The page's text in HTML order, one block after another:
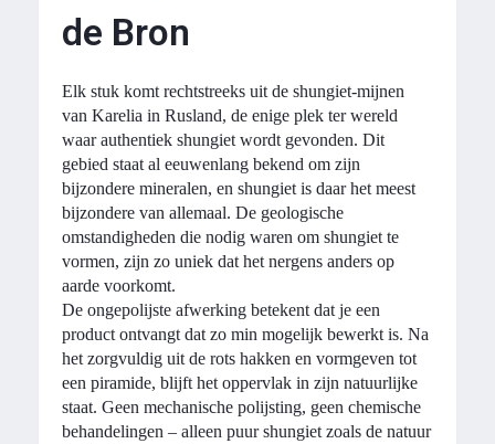
de Bron
Elk stuk komt rechtstreeks uit de shungiet-mijnen
van Karelia in Rusland, de enige plek ter wereld
waar authentiek shungiet wordt gevonden. Dit
gebied staat al eeuwenlang bekend om zijn
bijzondere mineralen, en shungiet is daar het meest
bijzondere van allemaal. De geologische
omstandigheden die nodig waren om shungiet te
vormen, zijn zo uniek dat het nergens anders op
aarde voorkomt.
De ongepolijste afwerking betekent dat je een
product ontvangt dat zo min mogelijk bewerkt is. Na
het zorgvuldig uit de rots hakken en vormgeven tot
een piramide, blijft het oppervlak in zijn natuurlijke
staat. Geen mechanische polijsting, geen chemische
behandelingen – alleen puur shungiet zoals de natuur